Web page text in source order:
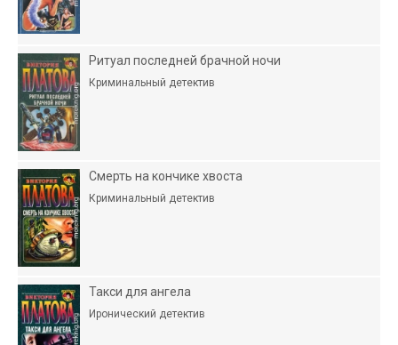
Ритуал последней брачной ночи
Криминальный детектив
Смерть на кончике хвоста
Криминальный детектив
Такси для ангела
Иронический детектив